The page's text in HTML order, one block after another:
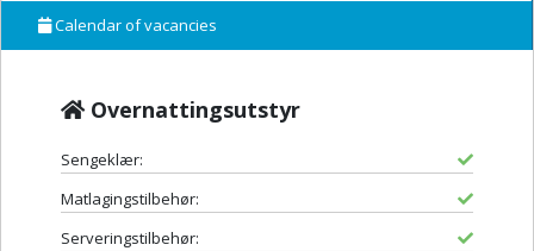
Calendar of vacancies
Overnattingsutstyr
Sengeklær:
Matlagingstilbehør:
Serveringstilbehør: